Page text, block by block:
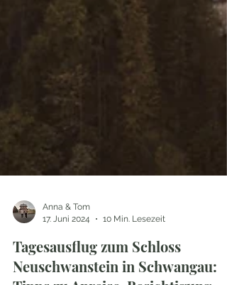
17. Juni 2024
10 Min. Lesezeit
Tagesausflug zum Schloss